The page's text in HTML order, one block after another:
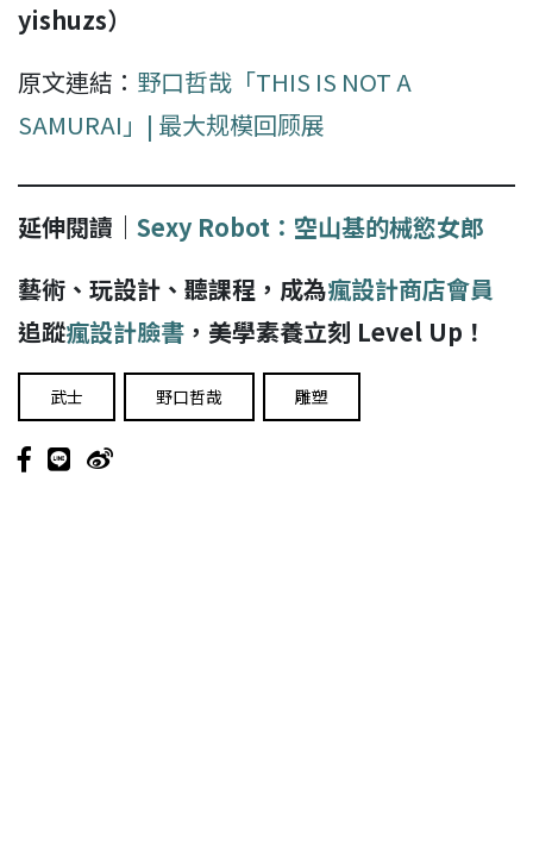
yishuzs）
原文連結： 野口哲哉「THIS IS NOT A
SAMURAI」| 最大规模回顾展
延伸閱讀｜ Sexy Robot：空山基的械慾女郎
藝術、玩設計、聽課程，成為瘋設計商店會員
追蹤瘋設計臉書 ，美學素養立刻 Level Up！
武士 野口哲哉 雕塑